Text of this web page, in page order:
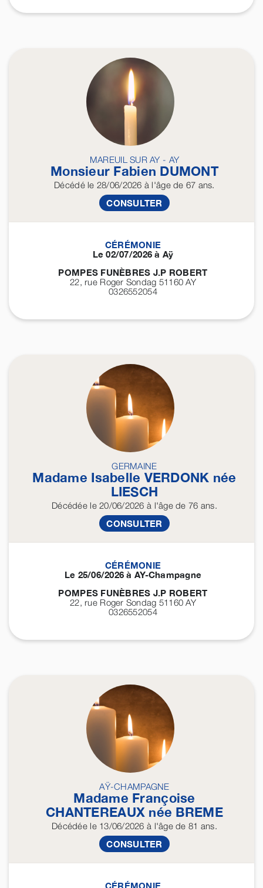
MAREUIL SUR AY - AY
Monsieur Fabien DUMONT
Décédéle 28/06/2026 à l'âge de 67 ans.
CONSULTER
CÉRÉMONIE
Le 02/07/2026 à Aÿ
POMPES FUNÈBRES J.P ROBERT
22, rue Roger Sondag 51160AY
0326552054
GERMAINE
Madame Isabelle VERDONK née
LIESCH
Décédéele 20/06/2026 à l'âge de 76 ans.
CONSULTER
CÉRÉMONIE
Le 25/06/2026 à AY-Champagne
POMPES FUNÈBRES J.P ROBERT
22, rue Roger Sondag 51160AY
0326552054
AŸ-CHAMPAGNE
Madame Françoise
CHANTEREAUX née BREME
Décédéele 13/06/2026 à l'âge de 81 ans.
CONSULTER
CÉRÉMONIE